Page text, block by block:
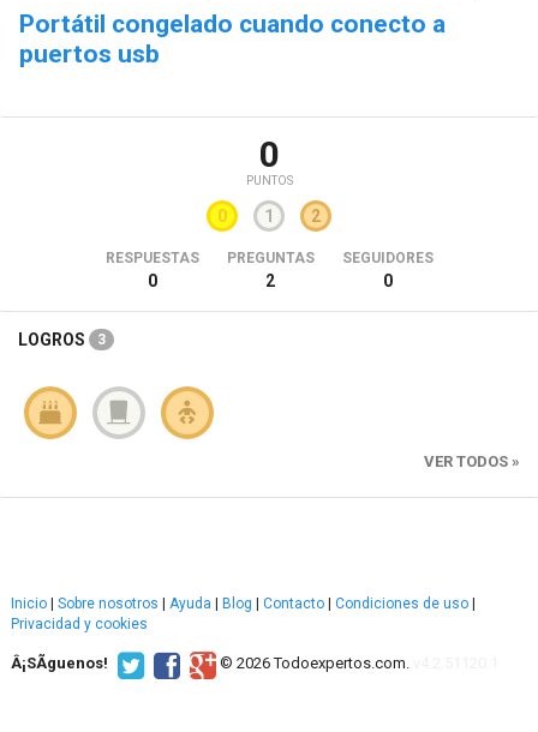
Portátil congelado cuando conecto a
puertos usb
0
PUNTOS
0 1 2
RESPUESTAS
0
PREGUNTAS
2
SEGUIDORES
0
LOGROS 3
VER TODOS »
Inicio Sobre nosotros Ayuda Blog Contacto Condiciones de uso
Privacidad y cookies
Â¡SÃ­guenos! © 2026 Todoexpertos.com.